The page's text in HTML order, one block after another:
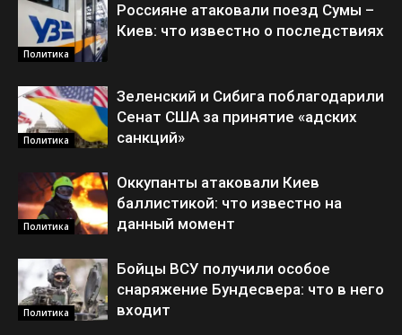
Политика
Россияне атаковали поезд Сумы –
Киев: что известно о последствиях
Политика
Зеленский и Сибига поблагодарили
Сенат США за принятие «адских
санкций»
Политика
Оккупанты атаковали Киев
баллистикой: что известно на
данный момент
Политика
Бойцы ВСУ получили особое
снаряжение Бундесвера: что в него
входит